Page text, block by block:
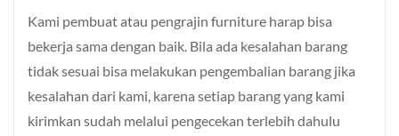
Kami pembuat atau pengrajin furniture harap bisa
bekerja sama dengan baik. Bila ada kesalahan barang
tidak sesuai bisa melakukan pengembalian barang jika
kesalahan dari kami, karena setiap barang yang kami
kirimkan sudah melalui pengecekan terlebih dahulu